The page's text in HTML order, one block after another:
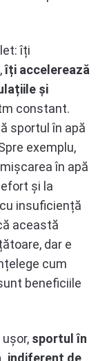
îți
îți accelerează
și
constant.
sportul în apă
exemplu,
în apă
și la
insuficiență
această
dar e
cum
beneficiile
sportul în